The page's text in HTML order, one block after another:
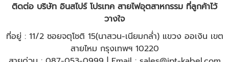
ติดต่อ บริษัท อินสไปร์ โปรเทค สายไฟอุตสาหกรรม ที่ลูกค้าไว้
วางใจ
ที่อยู่ : 11/2 ซอยจตุโชติ 15(นาสวน-เนียมกล่ำ) แขวง ออเงิน เขต
สายไหม กรุงเทพฯ 10220